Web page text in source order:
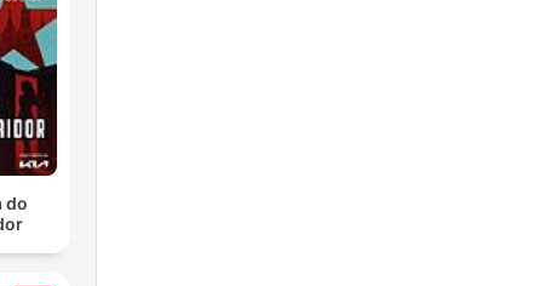
do